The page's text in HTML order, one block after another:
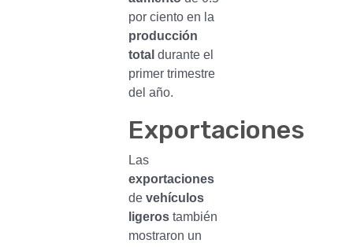
por ciento en la
producción
total durante el
primer trimestre
del año.
Exportaciones
Las
exportaciones
de vehículos
ligerostambién
mostraron un